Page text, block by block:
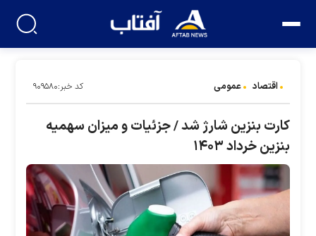
اقتصاد عمومی کد خبر:۹۰۹۵۸۰
کارت بنزین شارژ شد / جزئیات و میزان سهمیه
بنزین خرداد ۱۴۰۳